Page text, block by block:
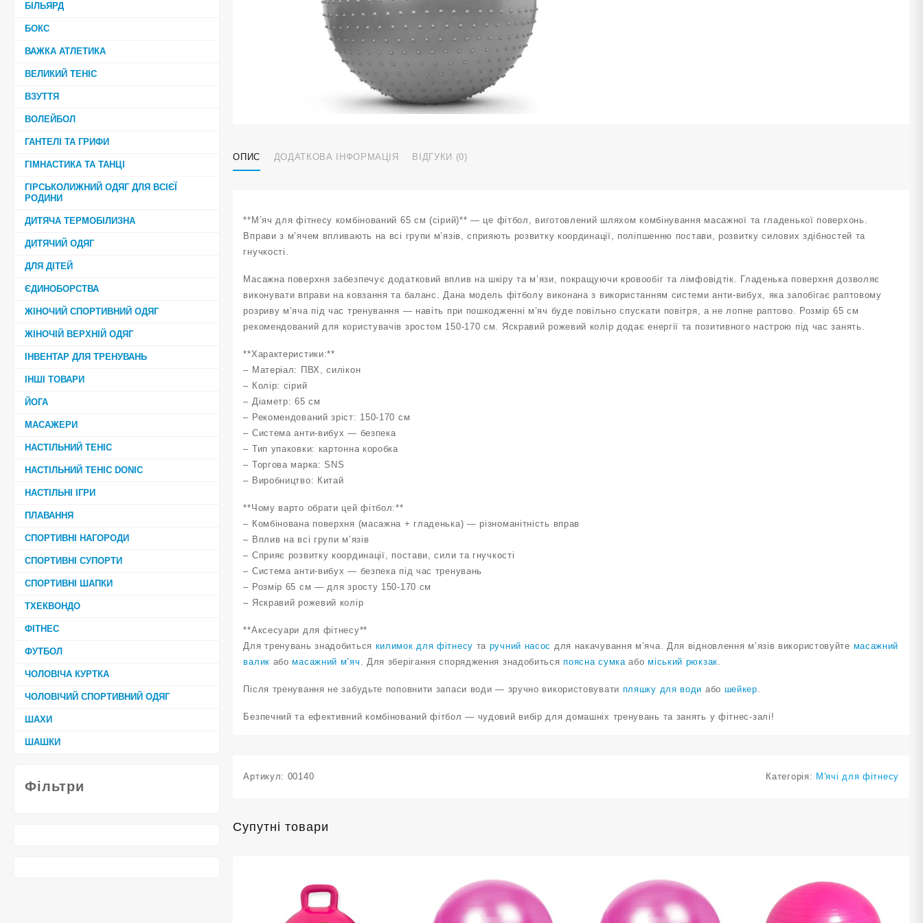
БІЛЬЯРД
БОКС
ВАЖКА АТЛЕТИКА
ВЕЛИКИЙ ТЕНІС
ВЗУТТЯ
ВОЛЕЙБОЛ
ГАНТЕЛІ ТА ГРИФИ
ГІМНАСТИКА ТА ТАНЦІ
ГІРСЬКОЛИЖНИЙ ОДЯГ ДЛЯ ВСІЄЇ
РОДИНИ
ДИТЯЧА ТЕРМОБІЛИЗНА
ДИТЯЧИЙ ОДЯГ
ДЛЯ ДІТЕЙ
ЄДИНОБОРСТВА
ЖІНОЧИЙ СПОРТИВНИЙ ОДЯГ
ЖІНОЧІЙ ВЕРХНІЙ ОДЯГ
ІНВЕНТАР ДЛЯ ТРЕНУВАНЬ
ІНШІ ТОВАРИ
ЙОГА
МАСАЖЕРИ
НАСТІЛЬНИЙ ТЕНІС
НАСТІЛЬНИЙ ТЕНІС DONIC
НАСТІЛЬНІ ІГРИ
ПЛАВАННЯ
СПОРТИВНІ НАГОРОДИ
СПОРТИВНІ СУПОРТИ
СПОРТИВНІ ШАПКИ
ТХЕКВОНДО
ФІТНЕС
ФУТБОЛ
ЧОЛОВІЧА КУРТКА
ЧОЛОВІЧИЙ СПОРТИВНИЙ ОДЯГ
ШАХИ
ШАШКИ
Фільтри
ОПИС ДОДАТКОВА ІНФОРМАЦІЯ ВІДГУКИ (0)
**М’яч для фітнесу комбінований 65 см (сірий)** — це фітбол, виготовлений шляхом комбінування масажної та гладенької поверхонь.
Вправи з м’ячем впливають на всі групи м’язів, сприяють розвитку координації, поліпшенню постави, розвитку силових здібностей та
гнучкості.
Масажна поверхня забезпечує додатковий вплив на шкіру та м’язи, покращуючи кровообіг та лімфовідтік. Гладенька поверхня дозволяє
виконувати вправи на ковзання та баланс. Дана модель фітболу виконана з використанням системи анти-вибух, яка запобігає раптовому
розриву м’яча під час тренування — навіть при пошкодженні м’яч буде повільно спускати повітря, а не лопне раптово. Розмір 65 см
рекомендований для користувачів зростом 150-170 см. Яскравий рожевий колір додає енергії та позитивного настрою під час занять.
**Характеристики:**
– Матеріал: ПВХ, силікон
– Колір: сірий
– Діаметр: 65 см
– Рекомендований зріст: 150-170 см
– Система анти-вибух — безпека
– Тип упаковки: картонна коробка
– Торгова марка: SNS
– Виробництво: Китай
**Чому варто обрати цей фітбол:**
– Комбінована поверхня (масажна + гладенька) — різноманітність вправ
– Вплив на всі групи м’язів
– Сприяє розвитку координації, постави, сили та гнучкості
– Система анти-вибух — безпека під час тренувань
– Розмір 65 см — для зросту 150-170 см
– Яскравий рожевий колір
**Аксесуари для фітнесу**
Для тренувань знадобиться килимок для фітнесу та ручний насос для накачування м’яча. Для відновлення м’язів використовуйте масажний
валик абомасажний м’яч . Для зберігання спорядження знадобитьсяпоясна сумкаабоміський рюкзак.
Після тренування не забудьте поповнити запаси води — зручно використовувати пляшку для води або шейкер.
Безпечний та ефективний комбінований фітбол — чудовий вибір для домашніх тренувань та занять у фітнес-залі!
Артикул: 00140 Категорія: М'ячі для фітнесу
Супутні товари